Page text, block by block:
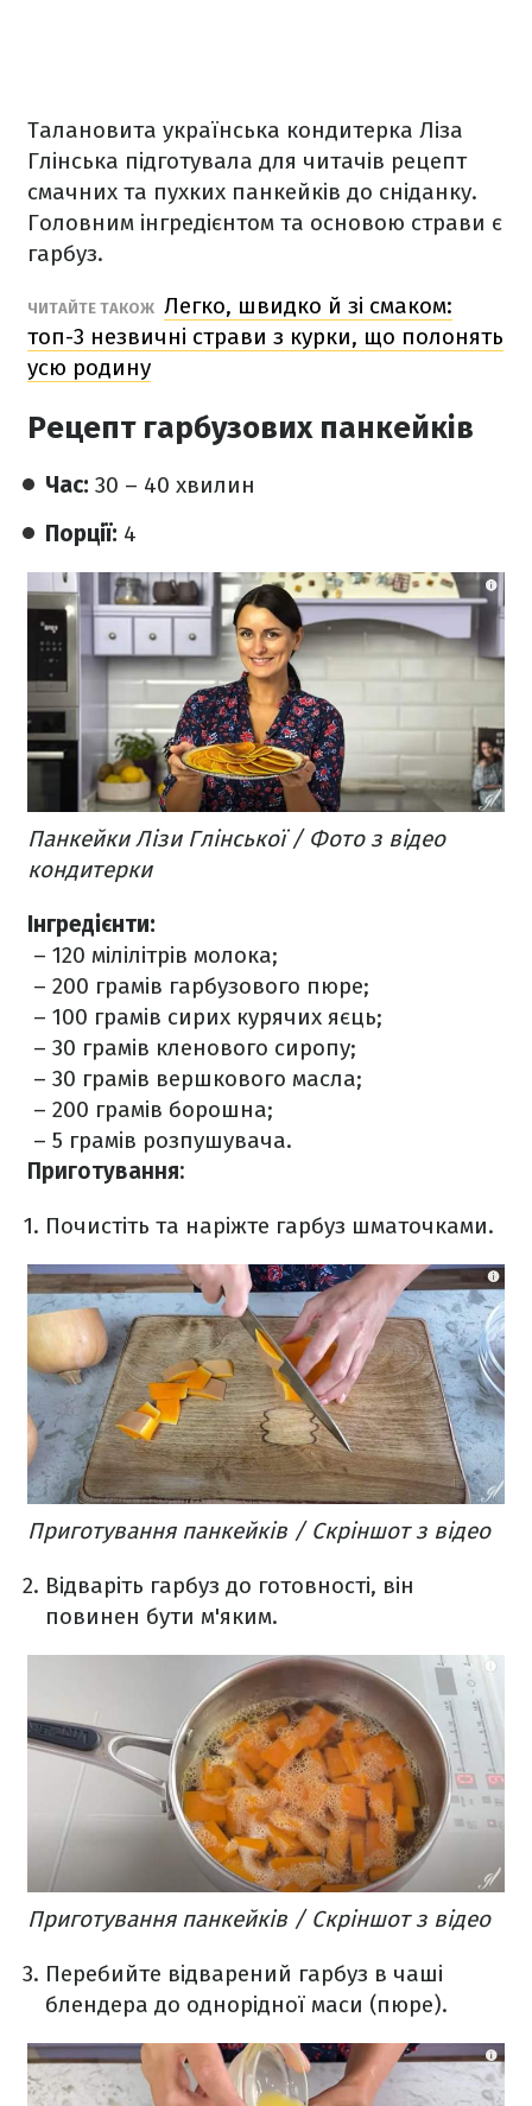
Талановита українська кондитерка Ліза
Глінська підготувала для читачів рецепт
смачних та пухких панкейків до сніданку.
Головним інгредієнтом та основою страви є
гарбуз.
ЧИТАЙТЕ ТАКОЖ Легко, швидко й зі смаком:
топ-3 незвичні страви з курки, що полонять
усю родину
Рецепт гарбузових панкейків
Час: 30 – 40 хвилин
Порції: 4
Панкейки Лізи Глінської / Фото з відео
кондитерки
Інгредієнти:
– 120 мілілітрів молока;
– 200 грамів гарбузового пюре;
– 100 грамів сирих курячих яєць;
– 30 грамів кленового сиропу;
– 30 грамів вершкового масла;
– 200 грамів борошна;
– 5 грамів розпушувача.
Приготування:
Почистіть та наріжте гарбуз шматочками.
Приготування панкейків / Скріншот з відео
Відваріть гарбуз до готовності, він
повинен бути м'яким.
Приготування панкейків / Скріншот з відео
Перебийте відварений гарбуз в чаші
блендера до однорідної маси (пюре).